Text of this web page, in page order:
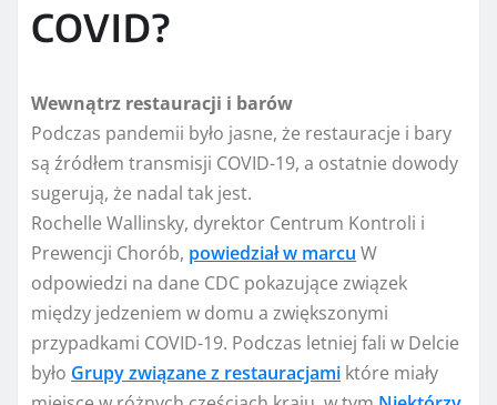
COVID?
Wewnątrz restauracji i barów
Podczas pandemii było jasne, że restauracje i bary
są źródłem transmisji COVID-19, a ostatnie dowody
sugerują, że nadal tak jest.
Rochelle Wallinsky, dyrektor Centrum Kontroli i
Prewencji Chorób, powiedział w marcu W
odpowiedzi na dane CDC pokazujące związek
między jedzeniem w domu a zwiększonymi
przypadkami COVID-19. Podczas letniej fali w Delcie
było Grupy związane z restauracjami które miały